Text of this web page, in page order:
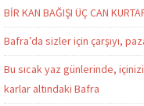
BİR KAN BAĞIŞI ÜÇ CAN
Bafra’da sizler için çarşıyı,
Bu sıcak yaz günlerinde,
karlar altındaki Bafra